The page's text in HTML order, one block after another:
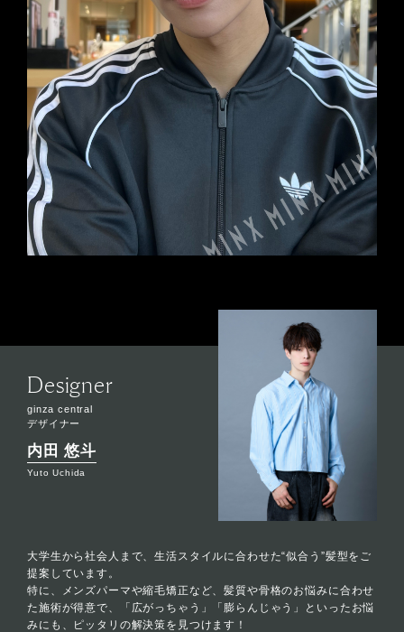
Designer
ginza central
デザイナー
内田 悠斗
Yuto Uchida
大学生から社会人まで、生活スタイルに合わせた“似合う”髪型をご
提案しています。
特に、メンズパーマや縮毛矯正など、髪質や骨格のお悩みに合わせ
た施術が得意で、「広がっちゃう」「膨らんじゃう」といったお悩
みにも、ピッタリの解決策を見つけます！